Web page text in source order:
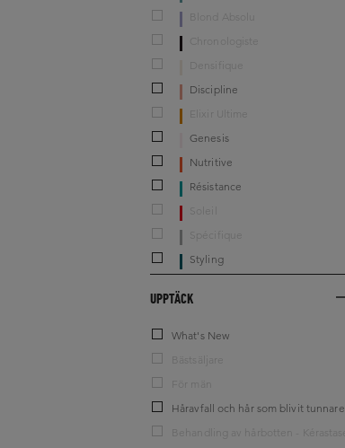
Blond Absolu
Chronologiste
Densifique
Discipline
Elixir Ultime
Genesis
Nutritive
Résistance
Spécifique
Styling
UPPTÄCK
What's New
Bästsäljare
För män
Håravfall och hår som blivit tunnare
Behandling av hårbotten - Kérastase